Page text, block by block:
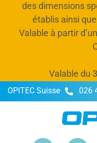
des dimensions
établis ainsi que
Valable à partir
Valable du
OPITEC Suisse 026